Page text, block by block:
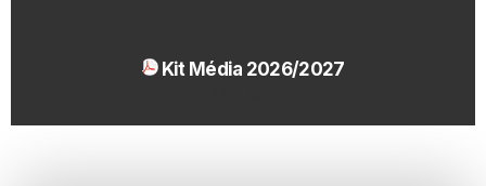
Kit Média 2026/2027